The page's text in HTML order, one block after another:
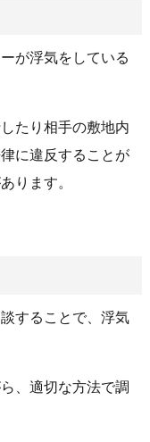
が浮気をしている
たり相手の敷地内
に違反することが
ります。
することで、浮気
、適切な方法で調